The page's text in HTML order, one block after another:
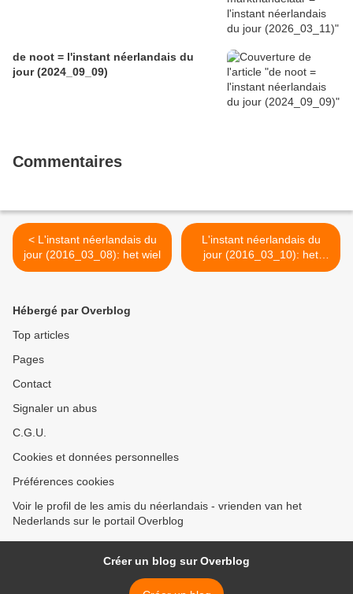
de noot = l'instant néerlandais du
jour (2024_09_09)
Commentaires
< L'instant néerlandais du
jour (2016_03_08): het wiel
L'instant néerlandais du
jour (2016_03_10): het
fietspad >
Hébergé par Overblog
Top articles
Pages
Contact
Signaler un abus
C.G.U.
Cookies et données personnelles
Préférences cookies
Voir le profil de les amis du néerlandais - vrienden van het
Nederlands sur le portail Overblog
Créer un blog sur Overblog